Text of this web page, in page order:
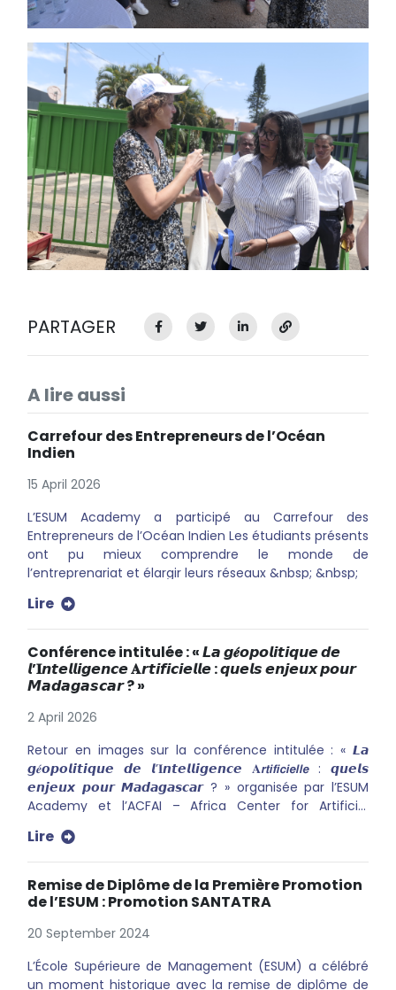
PARTAGER
A lire aussi
Carrefour des Entrepreneurs de l’Océan
Indien
15 April 2026
L’ESUM Academy a participé au Carrefour des
Entrepreneurs de l’Océan Indien Les étudiants présents
ont pu mieux comprendre le monde de
l’entreprenariat et élargir leurs réseaux &nbsp; &nbsp;
Lire
Conférence intitulée : « 𝙇𝙖 𝙜𝒆́𝙤𝙥𝙤𝙡𝙞𝙩𝙞𝙦𝙪𝙚 𝙙𝙚
𝙡’𝐈𝙣𝙩𝙚𝙡𝙡𝙞𝙜𝙚𝙣𝙘𝙚 𝐀𝙧𝙩𝙞𝙛𝙞𝙘𝙞𝙚𝙡𝙡𝙚 : 𝙦𝙪𝙚𝙡𝙨 𝙚𝙣𝙟𝙚𝙪𝙭 𝙥𝙤𝙪𝙧
𝙈𝙖𝙙𝙖𝙜𝙖𝙨𝙘𝙖𝙧 ? »
2 April 2026
Retour en images sur la conférence intitulée : « 𝙇𝙖
𝙜𝒆́𝙤𝙥𝙤𝙡𝙞𝙩𝙞𝙦𝙪𝙚 𝙙𝙚 𝙡’𝐈𝙣𝙩𝙚𝙡𝙡𝙞𝙜𝙚𝙣𝙘𝙚 𝐀𝙧𝙩𝙞𝙛𝙞𝙘𝙞𝙚𝙡𝙡𝙚 : 𝙦𝙪𝙚𝙡𝙨
𝙚𝙣𝙟𝙚𝙪𝙭 𝙥𝙤𝙪𝙧 𝙈𝙖𝙙𝙖𝙜𝙖𝙨𝙘𝙖𝙧 ? » organisée par l’ESUM
Academy et l’ACFAI – Africa Center for Artificial
Fitahiana, Ingénieur en Intelligence Artificielle,
Directeur de l’Africa Center For Artificial Intelligence
(ACFAI) - Rajaonarison Romeo, Enseignant-chercheur,
certifié Huawei en Intelligence Artificielle - Pierre
humaine à l’Université Paris 1 Panthéon-Sorbonne
Lire
Remise de Diplôme de la Première Promotion
de l’ESUM : Promotion SANTATRA
20 September 2024
L’École Supérieure de Management (ESUM) a célébré
un moment historique avec la remise de diplôme de